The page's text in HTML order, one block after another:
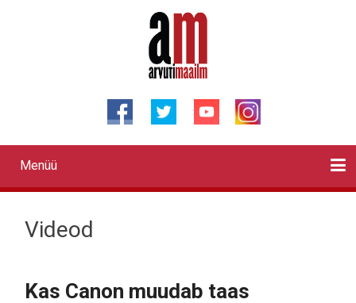
Primary
links
Menüü
Videod
Kas Canon muudab taas